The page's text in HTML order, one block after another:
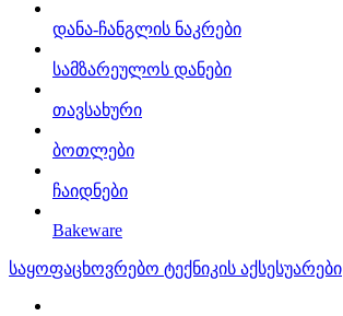
დანა-ჩანგლის ნაკრები
სამზარეულოს დანები
თავსახური
ბოთლები
ჩაიდნები
Bakeware
საყოფაცხოვრებო ტექნიკის აქსესუარები